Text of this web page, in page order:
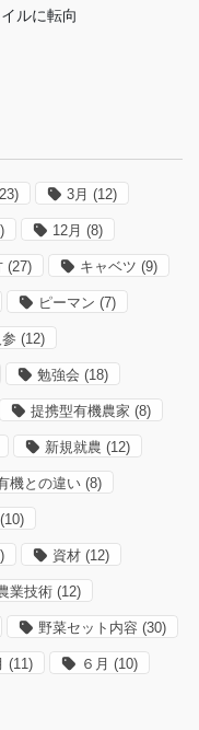
イルに転向
3月 (12)
12月 (8)
(27) キャベツ (9)
ピーマン (7)
参 (12)
勉強会 (18)
提携型有機農家 (8)
新規就農 (12)
機との違い (8)
(10)
資材 (12)
業技術 (12)
野菜セット内容 (30)
(11) ６月 (10)